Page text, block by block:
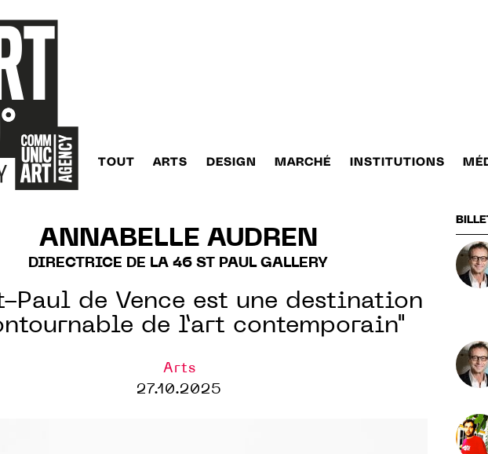
TOUT ARTS DESIGN MARCHÉ INSTITUTIONS
ANNABELLE AUDREN
DIRECTRICE DE LA 46 ST PAUL GALLERY
Paul de Vence est une destination
de l’art contemporain"
Arts
27.10.2025